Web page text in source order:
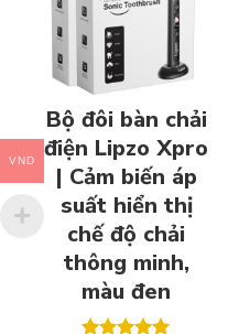
Bộ đôi bàn chải
điện Lipzo Xpro
| Cảm biến áp
suất hiển thị
chế độ chải
thông minh,
màu đen
VND